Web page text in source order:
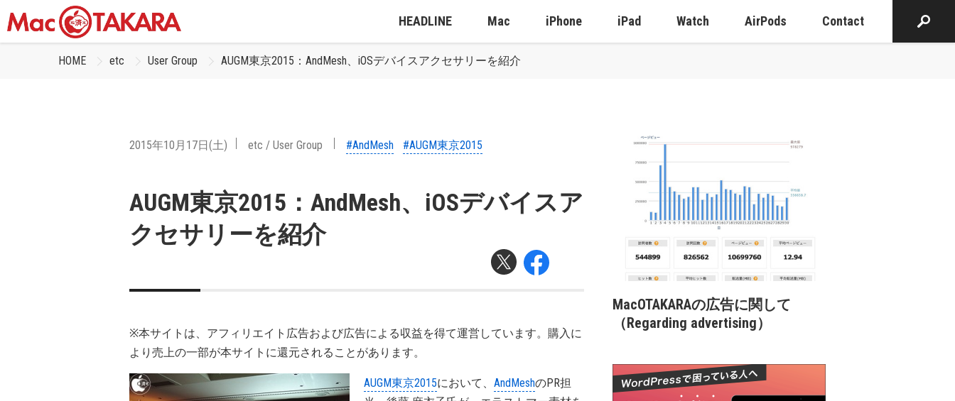
HEADLINE Mac iPhone iPad Watch AirPods Contact
HOME etc User Group AUGM東京2015：AndMesh、iOSデバイスアクセサリーを紹介
2015年10月17日(土) etc / User Group #AndMesh #AUGM東京2015
AUGM東京2015：AndMesh、iOSデバイスア
クセサリーを紹介
※本サイトは、アフィリエイト広告および広告による収益を得て運営しています。購入に
より売上の一部が本サイトに還元されることがあります。
AUGM東京2015において、 AndMeshのPR担
MacOTAKARAの広告に関して
（Regarding advertising）